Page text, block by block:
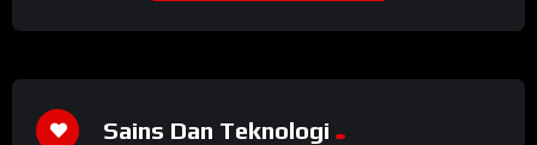
Sains Dan Teknologi